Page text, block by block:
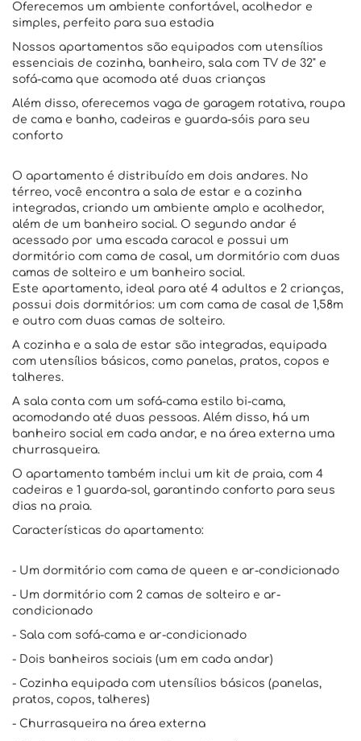
Oferecemos um ambiente confortável, acolhedor e
simples, perfeito para sua estadia
Nossos apartamentos são equipados com utensílios
essenciais de cozinha, banheiro, sala com TV de 32" e
sofá-cama que acomoda até duas crianças
Além disso, oferecemos vaga de garagem rotativa, roupa
de cama e banho, cadeiras e guarda-sóis para seu
conforto
O apartamento é distribuído em dois andares. No
térreo, você encontra a sala de estar e a cozinha
integradas, criando um ambiente amplo e acolhedor,
além de um banheiro social. O segundo andar é
acessado por uma escada caracol e possui um
dormitório com cama de casal, um dormitório com duas
camas de solteiro e um banheiro social.
Este apartamento, ideal para até 4 adultos e 2 crianças,
possui dois dormitórios: um com cama de casal de 1,58m
e outro com duas camas de solteiro.
A cozinha e a sala de estar são integradas, equipada
com utensílios básicos, como panelas, pratos, copos e
talheres.
A sala conta com um sofá-cama estilo bi-cama,
acomodando até duas pessoas. Além disso, há um
banheiro social em cada andar, e na área externa uma
churrasqueira.
O apartamento também inclui um kit de praia, com 4
cadeiras e 1 guarda-sol, garantindo conforto para seus
dias na praia.
Características do apartamento:
- Um dormitório com cama de queen e ar-condicionado
- Um dormitório com 2 camas de solteiro e ar-
condicionado
- Sala com sofá-cama e ar-condicionado
- Dois banheiros sociais (um em cada andar)
- Cozinha equipada com utensílios básicos (panelas,
pratos, copos, talheres)
- Churrasqueira na área externa